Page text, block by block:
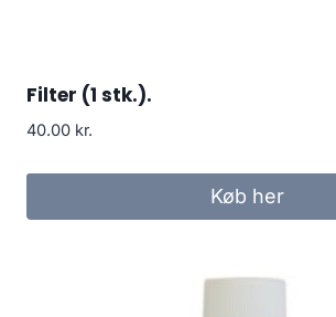
Filter (1 stk.).
40.00 kr.
Køb her